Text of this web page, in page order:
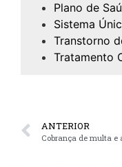
Plano de
Sistema
Transtorno
Tratamento
ANTERIOR